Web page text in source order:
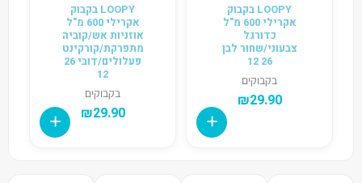
LOOPY בקבוק
אקרילי 600 מ"ל
כדורגל
צבעוני/שחור לבן
26 12
בקבוקים
₪29.90
LOOPY בקבוק
אקרילי 600 מ"ל
אוזניות אש/קוביה
מתפרקת/קורקינט
פעלולים/דובי 26
12
בקבוקים
₪29.90